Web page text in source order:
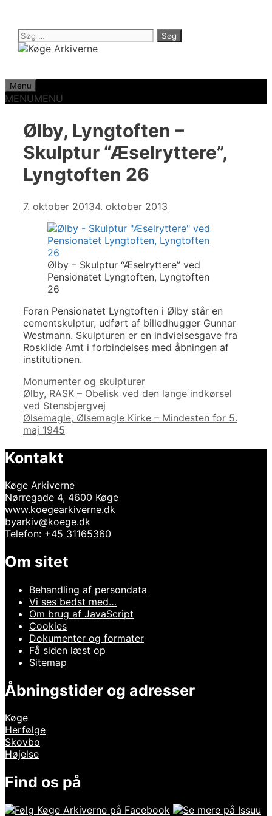
indhold
Søg
efter:
Menu
MENUMENU
Ølby, Lyngtoften –
Skulptur “Æselryttere”,
Lyngtoften 26
7. oktober 20134. oktober 2013
Ølby – Skulptur “Æselryttere” ved
Pensionatet Lyngtoften, Lyngtoften
26
Foran Pensionatet Lyngtoften i Ølby står en
cementskulptur, udført af billedhugger Gunnar
Westmann. Skulpturen er en indvielsesgave fra
Roskilde Amt i forbindelses med åbningen af
institutionen.
Kategorier
Monumenter og skulpturer
Indlægsnavigation
Ølby, RASK – Obelisk ved den lange indkørsel
ved Stensbjergvej
Ølsemagle, Ølsemagle Kirke – Mindesten for 5.
maj 1945
Kontakt
Køge Arkiverne
Nørregade 4, 4600 Køge
www.koegearkiverne.dk
byarkiv@koege.dk
Telefon: +45 31165360
Om sitet
Behandling af persondata
Vi ses bedst med…
Om brug af JavaScript
Cookies
Dokumenter og formater
Få siden læst op
Sitemap
Åbningstider og adresser
Køge
Herfølge
Skovbo
Højelse
Find os på